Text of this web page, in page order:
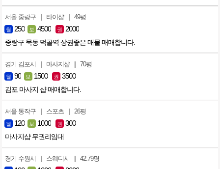
서울 중랑구 | 타이샵 | 49평
월 250 보 4500 권 2000
중랑구 묵동 먹골역 상권좋은 매물 매매합니다.
경기 김포시 | 마사지샵 | 70평
월 90 보 1500 권 3500
김포 마사지 샵 매매합니다.
서울 동작구 | 스포츠 | 26평
월 120 보 1000 권 300
마사지샵 무권리임대
경기 수원시 | 스웨디시 | 42.79평